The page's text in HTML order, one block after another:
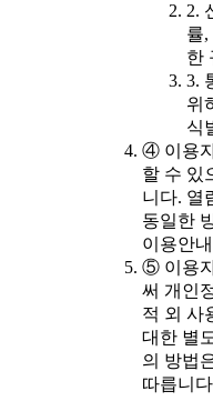
2.
률,
한
3.
위
식
④ 이용
할 수 있
니다. 열
동일한
이용안
⑤ 이용
써 개인
적 외 사
대한 별
의 방법
따릅니